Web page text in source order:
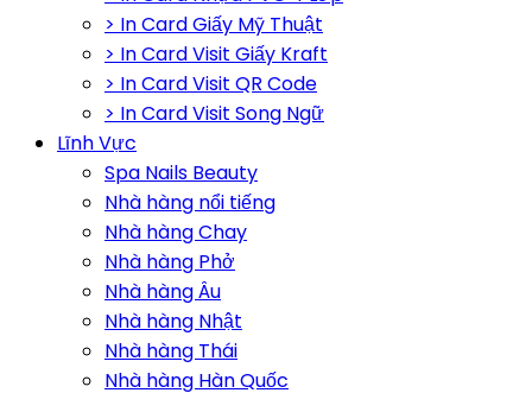
> In Card Giấy Mỹ Thuật
> In Card Visit Giấy Kraft
> In Card Visit QR Code
> In Card Visit Song Ngữ
Lĩnh Vực
Spa Nails Beauty
Nhà hàng nổi tiếng
Nhà hàng Chay
Nhà hàng Phở
Nhà hàng Âu
Nhà hàng Nhật
Nhà hàng Thái
Nhà hàng Hàn Quốc